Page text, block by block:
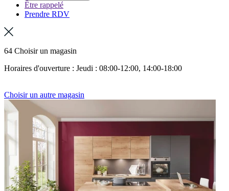
Être rappelé
Prendre RDV
64 Choisir un magasin
Horaires d'ouverture : Jeudi : 08:00-12:00, 14:00-18:00
Choisir un autre magasin